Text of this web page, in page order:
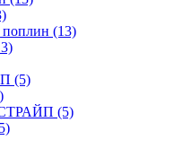
(13)
(5)
(5)